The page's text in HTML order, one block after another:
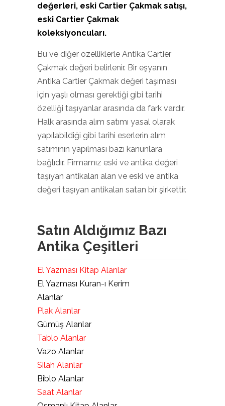
değerleri, eski Cartier Çakmak satışı,
eski Cartier Çakmak
koleksiyoncuları.
Bu ve diğer özelliklerle Antika Cartier
Çakmak değeri belirlenir. Bir eşyanın
Antika Cartier Çakmak değeri taşıması
için yaşlı olması gerektiği gibi tarihi
özelliği taşıyanlar arasında da fark vardır.
Halk arasında alım satımı yasal olarak
yapılabildiği gibi tarihi eserlerin alım
satımının yapılması bazı kanunlara
bağlıdır. Firmamız eski ve antika değeri
taşıyan antikaları alan ve eski ve antika
değeri taşıyan antikaları satan bir şirkettir.
Satın Aldığımız Bazı
Antika Çeşitleri
El Yazması Kitap Alanlar
El Yazması Kuran-ı Kerim
Alanlar
Plak Alanlar
Gümüş Alanlar
Tablo Alanlar
Vazo Alanlar
Silah Alanlar
Biblo Alanlar
Saat Alanlar